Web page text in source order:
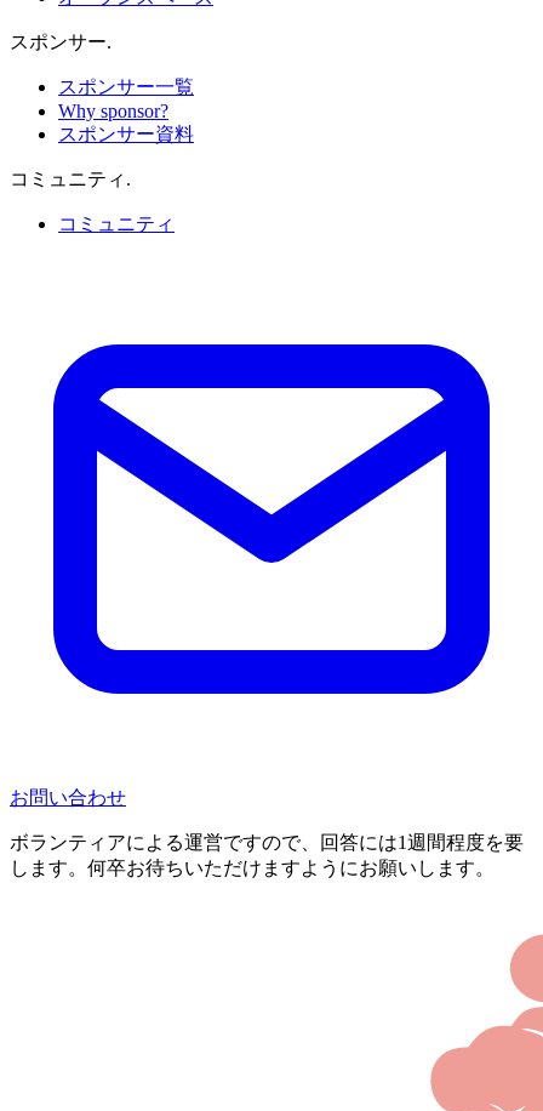
スポンサー.
スポンサー一覧
Why sponsor?
スポンサー資料
コミュニティ .
コミュニティ
お問い合わせ
ボランティアによる運営ですので、回答には1週間程度を要
します。何卒お待ちいただけますようにお願いします。